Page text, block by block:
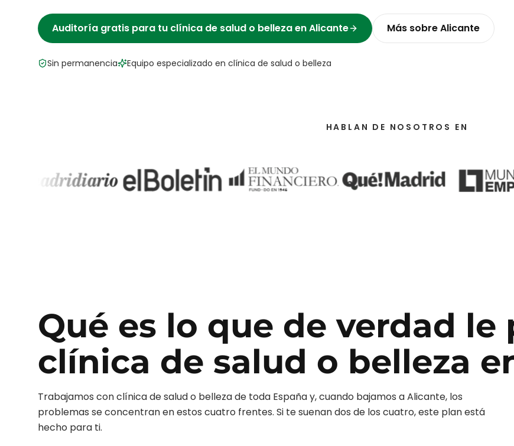
Auditoría gratis para tu clínica de salud o bellezaenAlicante Más sobreAlicante
Sin permanencia Equipo especializado en clínica de salud o belleza
HABLAN DE NOSOTROS EN
Qué es lo que de verdad le
clínica de salud o belleza
Trabajamos conclínica de salud o bellezade toda España y, cuando bajamos aAlicante, los
problemas se concentran en estos cuatro frentes. Si te suenan dos de los cuatro, este plan está
hecho para ti.